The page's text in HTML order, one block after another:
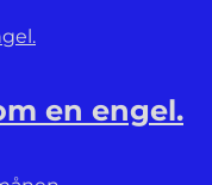
en engel.